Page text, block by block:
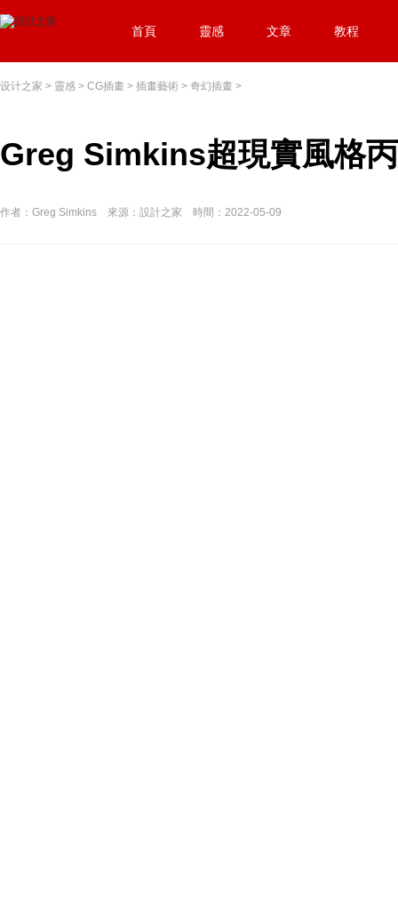
首頁 靈感 文章 教程
设计之家 > 靈感 > CG插畫 > 插畫藝術 > 奇幻插畫 >
Greg Simkins超現實風格
作者：Greg Simkins 來源：設計之家 時間：2022-05-09